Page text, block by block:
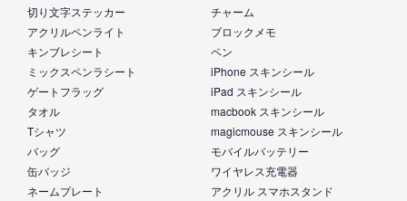
切り文字ステッカー
アクリルペンライト
キンブレシート
ミックスペンラシート
ゲートフラッグ
タオル
Tシャツ
バッグ
缶バッジ
ネームプレート
チャーム
ブロックメモ
ペン
iPhone スキンシール
iPad スキンシール
macbook スキンシール
magicmouse スキンシール
モバイルバッテリー
ワイヤレス充電器
アクリル スマホスタンド